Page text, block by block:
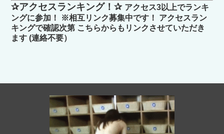
✰アクセスランキング！✰ アクセス3以上でランキ
ングに参加！ ※相互リンク募集中です！ アクセスラン
キングで確認次第 こちらからもリンクさせていただき
ます (連絡不要）